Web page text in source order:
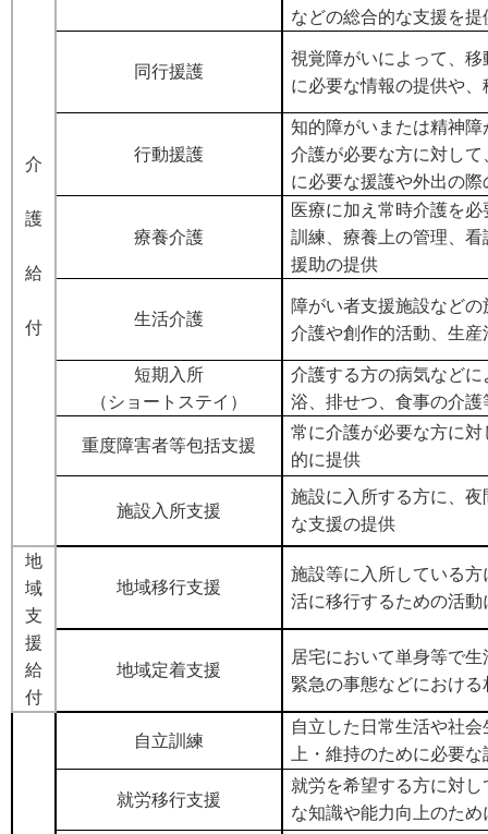
介
護
給
付
などの総合的な支援を提
同行援護
視覚障がいによって、
に必要な情報の提供や
行動援護
知的障がいまたは精神
介護が必要な方に対し
に必要な援護や外出の
療養介護
医療に加え常時介護を
訓練、療養上の管理、
援助の提供
生活介護
障がい者支援施設など
介護や創作的活動、生
短期入所
（ショートステイ）
介護する方の病気など
浴、排せつ、食事の介
重度障害者等包括支援
常に介護が必要な方に
的に提供
施設入所支援
施設に入所する方に、
な支援の提供
地
域
支
援
給
付
地域移行支援
施設等に入所している
活に移行するための活
地域定着支援
居宅において単身等で
緊急の事態などにおけ
自立訓練
自立した日常生活や社
上・維持のために必要
就労移行支援
就労を希望する方に対
な知識や能力向上のた